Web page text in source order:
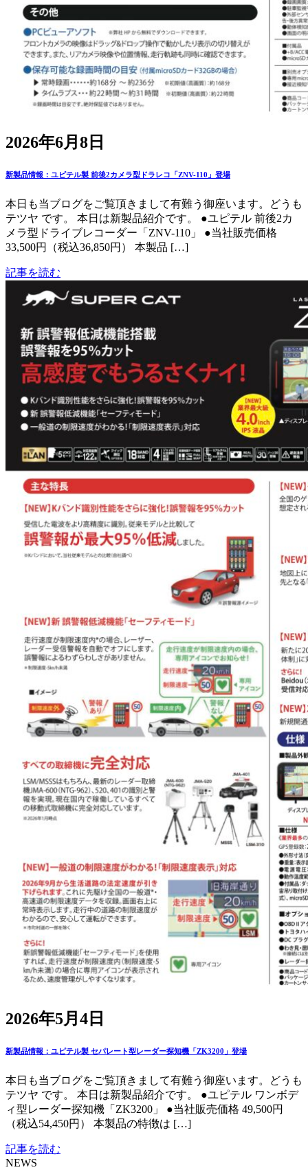
2026年6月8日
新製品情報：ユピテル製 前後2カメラ型ドラレコ「ZNV-110」登場
本日も当ブログをご覧頂きまして有難う御座います。どうも
テツヤ です。 本日は新製品紹介です。 ●ユピテル 前後2カ
メラ型ドライブレコーダー「ZNV-110」 ●当社販売価格
33,500円（税込36,850円） 本製品 […]
記事を読む
2026年5月4日
新製品情報：ユピテル製 セパレート型レーダー探知機「ZK3200」登場
本日も当ブログをご覧頂きまして有難う御座います。どうも
テツヤ です。 本日は新製品紹介です。 ●ユピテル ワンボデ
ィ型レーダー探知機「ZK3200」 ●当社販売価格 49,500円
（税込54,450円） 本製品の特徴は […]
記事を読む
NEWS